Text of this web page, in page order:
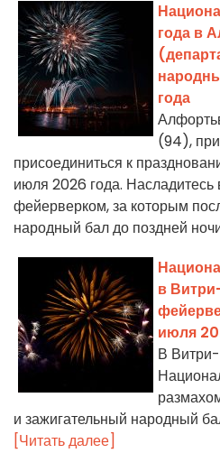
года в
года
(94),
присоединиться к
июля 2026 года.
фейерверком, за которым
народный бал до поздней
в
июля
В
и зажигательный народный
[Читать далее]